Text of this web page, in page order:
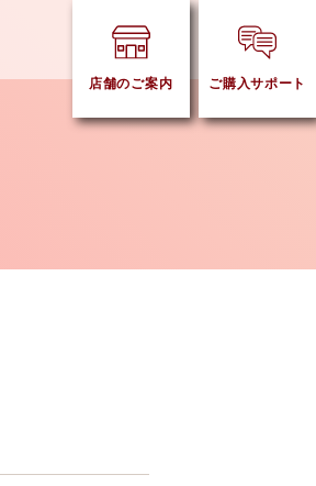
店舗のご案内 ご購入サポート